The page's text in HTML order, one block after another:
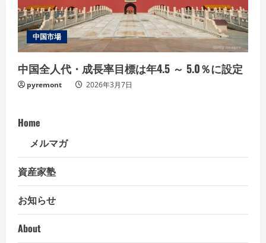
中国市場
中国全人代・成長率目標は年4.5 ～ 5.0％に設定
pyremont 2026年3月7日
Home
メルマガ
資産家塾
お知らせ
About